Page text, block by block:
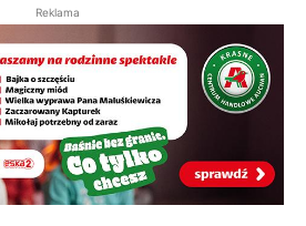
Reklama